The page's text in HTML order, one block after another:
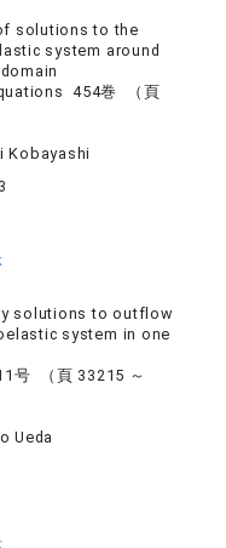
solutions to the
system around
454巻 （頁
Kobayashi
solutions to outflow
system in one
号 （頁 33215 ～
Ueda